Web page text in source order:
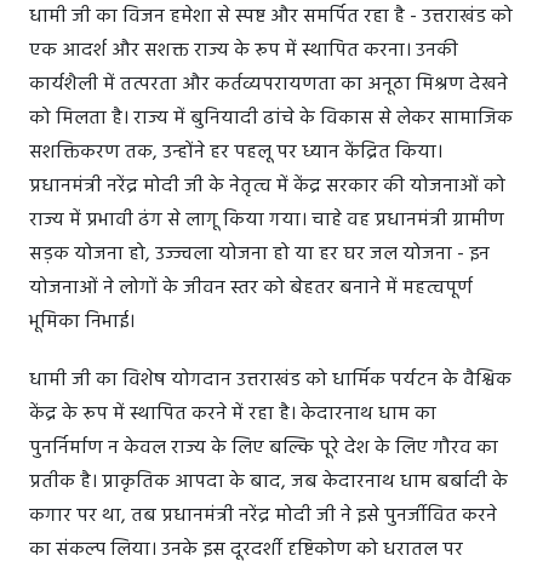
धामी जी का विजन हमेशा से स्पष्ट और समर्पित रहा है - उत्तराखंड को
एक आदर्श और सशक्त राज्य के रूप में स्थापित करना। उनकी
कार्यशैली में तत्परता और कर्तव्यपरायणता का अनूठा मिश्रण देखने
को मिलता है। राज्य में बुनियादी ढांचे के विकास से लेकर सामाजिक
सशक्तिकरण तक, उन्होंने हर पहलू पर ध्यान केंद्रित किया।
प्रधानमंत्री नरेंद्र मोदी जी के नेतृत्व में केंद्र सरकार की योजनाओं को
राज्य में प्रभावी ढंग से लागू किया गया। चाहे वह प्रधानमंत्री ग्रामीण
सड़क योजना हो, उज्ज्वला योजना हो या हर घर जल योजना - इन
योजनाओं ने लोगों के जीवन स्तर को बेहतर बनाने में महत्वपूर्ण
भूमिका निभाई।
धामी जी का विशेष योगदान उत्तराखंड को धार्मिक पर्यटन के वैश्विक
केंद्र के रूप में स्थापित करने में रहा है। केदारनाथ धाम का
पुनर्निर्माण न केवल राज्य के लिए बल्कि पूरे देश के लिए गौरव का
प्रतीक है। प्राकृतिक आपदा के बाद, जब केदारनाथ धाम बर्बादी के
कगार पर था, तब प्रधानमंत्री नरेंद्र मोदी जी ने इसे पुनर्जीवित करने
का संकल्प लिया। उनके इस दूरदर्शी दृष्टिकोण को धरातल पर